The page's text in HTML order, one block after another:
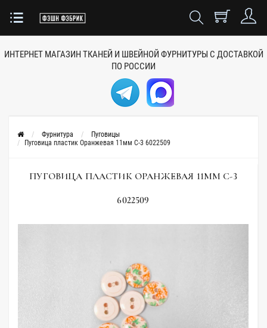
ИНТЕРНЕТ МАГАЗИН ТКАНЕЙ И ШВЕЙНОЙ ФУРНИТУРЫ С ДОСТАВКОЙ
ПО РОССИИ
Фурнитура
Пуговицы
Пуговица пластик Оранжевая 11мм C-3 6022509
ПУГОВИЦА ПЛАСТИК ОРАНЖЕВАЯ 11ММ C-3
6022509